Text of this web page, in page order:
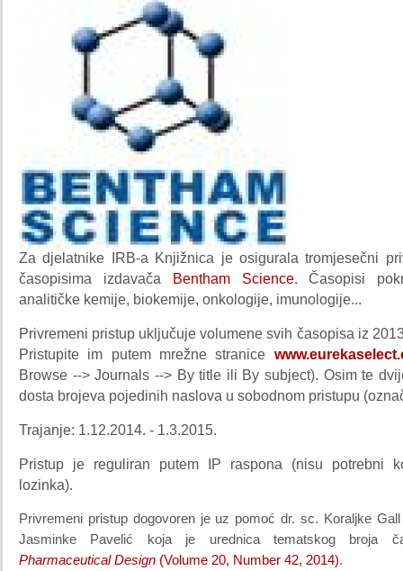
Za djelatnike IRB-a Knjižnica je osigurala tromjesečni
časopisima izdavača Bentham Science. Časopisi
analitičke kemije, biokemije, onkologije, imunologije...
Privremeni pristup uključuje volumene svih časopisa iz
Pristupite im putem mrežne stranice
Browse --> Journals --> By title ili By subject). Osim te
dosta brojeva pojedinih naslova u sobodnom pristupu
Trajanje: 1.12.2014. - 1.3.2015.
Pristup je reguliran putem IP raspona (nisu potrebni
lozinka).
Privremeni pristup dogovoren je uz pomoć dr. sc. Koraljke
Jasminke Pavelić koja je urednica tematskog broja
Pharmaceutical Design (Volume 20, Number 42, 2014).